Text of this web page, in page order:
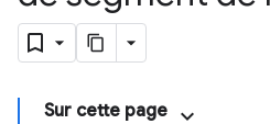
Sur cette page